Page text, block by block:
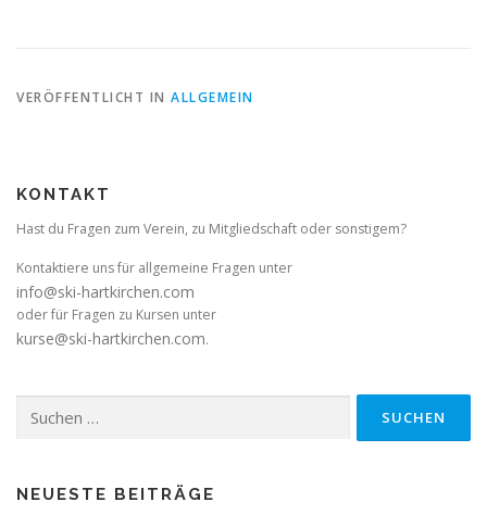
VERÖFFENTLICHT IN ALLGEMEIN
KONTAKT
Hast du Fragen zum Verein, zu Mitgliedschaft oder sonstigem?
Kontaktiere uns für allgemeine Fragen unter
info@ski-hartkirchen.com
oder für Fragen zu Kursen unter
kurse@ski-hartkirchen.com.
nach:
NEUESTE BEITRÄGE